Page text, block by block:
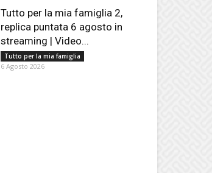
Tutto per la mia famiglia 2,
replica puntata 6 agosto in
streaming | Video...
Tutto per la mia famiglia
6 Agosto 2026